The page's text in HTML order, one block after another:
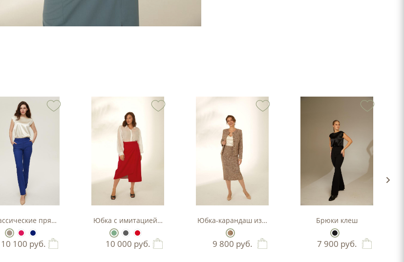
клапанамипрямые брюки
10 100 руб.
Юбка с имитацией запаха
10 000 руб.
Юбка-карандаш из букле
9 800 руб.
Брюки клеш
7 900 руб.